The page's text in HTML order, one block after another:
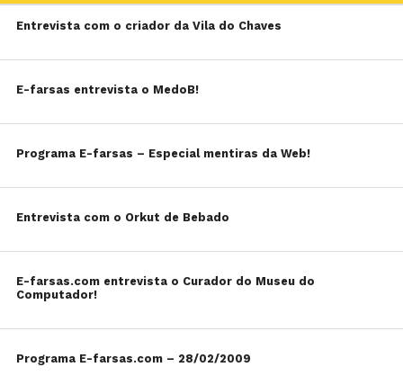
Entrevista com o criador da Vila do Chaves
E-farsas entrevista o MedoB!
Programa E-farsas – Especial mentiras da Web!
Entrevista com o Orkut de Bebado
E-farsas.com entrevista o Curador do Museu do
Computador!
Programa E-farsas.com – 28/02/2009